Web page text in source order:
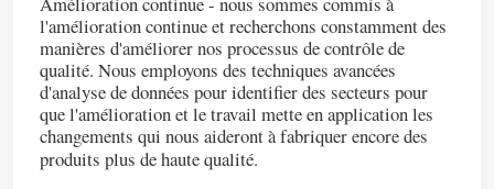
l'amélioration continue et recherchons constamment des
manières d'améliorer nos processus de contrôle de
qualité. Nous employons des techniques avancées
d'analyse de données pour identifier des secteurs pour
que l'amélioration et le travail mette en application les
changements qui nous aideront à fabriquer encore des
produits plus de haute qualité.